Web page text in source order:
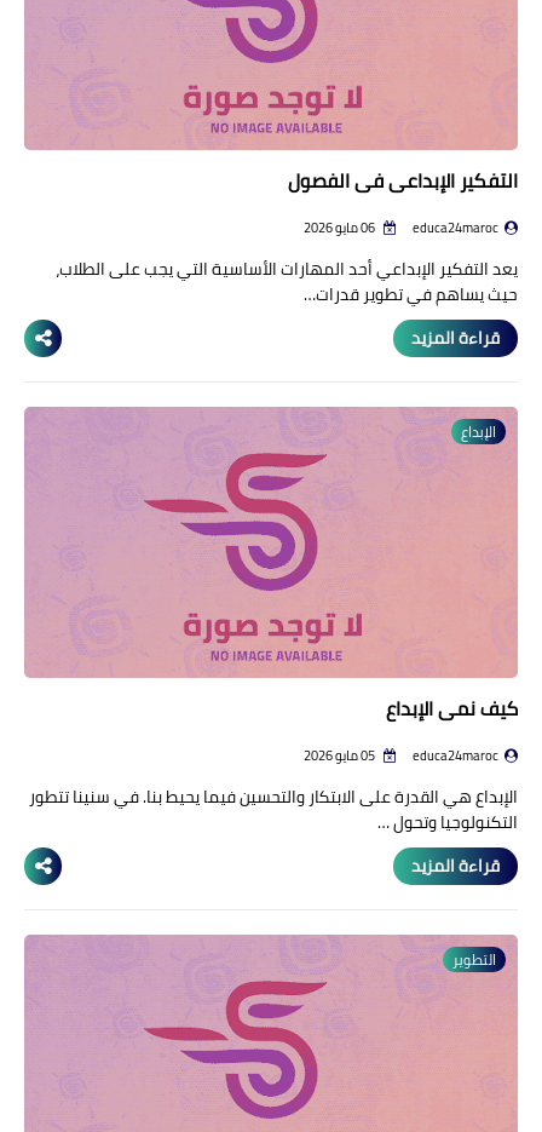
التفكير الإبداعي في الفصول
educa24maroc
يعد التفكير الإبداعي أحد المهارات الأساسية التي يجب على الطلاب،
حيث يساهم في تطوير قدرات…
قراءة المزيد
الإبداع
كيف نمي الإبداع
educa24maroc
الإبداع هي القدرة على الابتكار والتحسين فيما يحيط بنا. في سنينا تتطور
التكنولوجيا وتحول …
قراءة المزيد
التطوير